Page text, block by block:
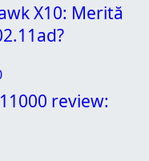
X10: Merită
review: